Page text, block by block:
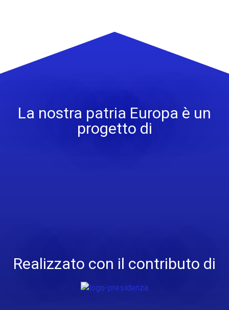
La nostra patria Europa è un
progetto di
Realizzato con il contributo di